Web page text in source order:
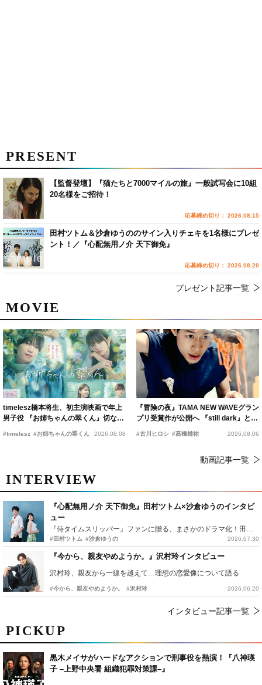
PICKUP
黒木メイサがハードなアクションで刑事役を熱演！『八神瑛
子 –上野中央署 組織犯罪対策課–』
MOVIE
timelesz橋本将生、初主演映画で年上
男子役 『お姉ちゃんの翠くん』切ない
恋の幕開けを予感
#timelesz #お姉ちゃんの翠くん 2026.08.08
『冒険の夜』TAMA NEW WAVEグラン
プリ受賞作が公開へ 『still dark』と同
時上映決定
#古川ヒロシ #髙橋雄祐 2026.08.06
動画記事一覧
INTERVIEW
『心配無用ノ介 天下御免』田村ツトム×沙倉ゆうのインタビ
ュー
#田村ツトム #沙倉ゆうの 2026.07.30
『今から、親友やめようか。』沢村玲インタビュー
沢村玲、親友から一線を越えて…理想の恋愛像について語る
#今から、親友やめようか。 #沢村玲 2026.06.20
インタビュー記事一覧
PRESENT
【監督登壇】『猫たちと7000マイルの旅』一般試写会に10組
20名様をご招待！
応募締め切り： 2026.08.15
田村ツトム＆沙倉ゆうののサイン入りチェキを1名様にプレゼ
ント！／『心配無用ノ介 天下御免』
応募締め切り： 2026.08.20
プレゼント記事一覧